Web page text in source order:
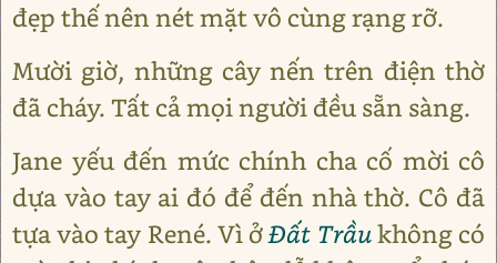
đẹp thế nên nét mặt vô cùng rạng rỡ.
Mười giờ, những cây nến trên điện thờ
đã cháy. Tất cả mọi người đều sẵn sàng.
Jane yếu đến mức chính cha cố mời cô
dựa vào tay ai đó để đến nhà thờ. Cô đã
tựa vào tay René. Vì ởĐất Trầukhông có